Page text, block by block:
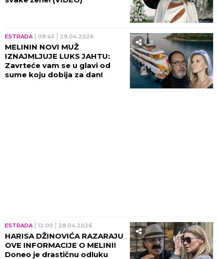
ESTRADA 09:45 29.04.2026
MELININ NOVI MUŽ
IZNAJMLJUJE LUKS JAHTU:
Zavrteće vam se u glavi od
sume koju dobija za dan!
ESTRADA 12:00 28.04.2026
HARISA DŽINOVIĆA RAZARAJU
OVE INFORMACIJE O MELINI!
Doneo je drastičnu odluku